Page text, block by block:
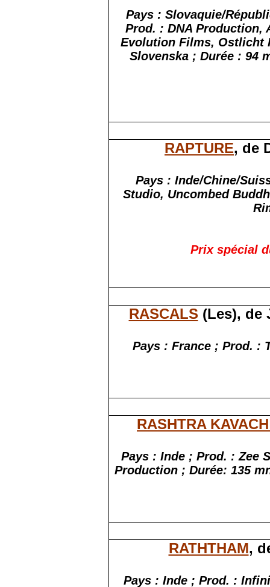
Pays : Slovaquie/
Prod. : DNA Production,
Evolution Films, Ostlicht
Slovenska ; Durée : 94
RAPTURE, de
Pays : Inde/Chine/
Studio, Uncombed
Prix spécial
RASCALS (Les), de
Pays : France ; Prod. :
RASHTRA
Pays : Inde ; Prod. : Zee
Production ; Durée: 135
RATHTHAM,
Pays : Inde ; Prod. :